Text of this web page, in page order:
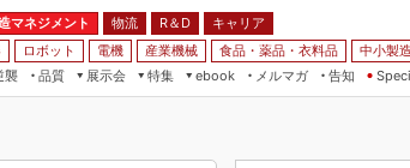
マネジメント 物流 R＆D
キャリア
ロボット 電機 産業機械 食品・薬品・衣料品
中小製
襲 品質
展示会
特集
ebook
メルマガ
告知